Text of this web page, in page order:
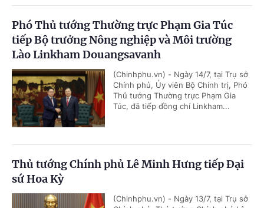
Phó Thủ tướng Thường trực Phạm Gia Túc
tiếp Bộ trưởng Nông nghiệp và Môi trường
Lào Linkham Douangsavanh
(Chinhphu.vn) - Ngày 14/7, tại Trụ sở
Chính phủ, Ủy viên Bộ Chính trị, Phó
Thủ tướng Thường trực Phạm Gia
Túc, đã tiếp đồng chí Linkham...
Thủ tướng Chính phủ Lê Minh Hưng tiếp Đại
sứ Hoa Kỳ
(Chinhphu.vn) - Ngày 13/7, tại Trụ sở